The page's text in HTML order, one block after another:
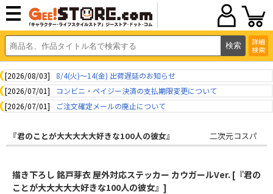
詳細
検索
[2026/08/03]
8/4(火)～14(金) 出荷遅延のお知らせ
[2026/07/01]
コンビニ・ペイジー決済の支払期限変更について
[2026/07/01]
ご注文確定メールの廃止について
『君のことが大大大大大好きな100人の彼女』 二次元コスパ
描き下ろし 銘戸芽衣 屋外対応ステッカー カウガールVer. [『君の
ことが大大大大大好きな100人の彼女』]